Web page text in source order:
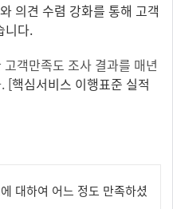
의견 수렴 강화를 통해 고객
니다.
객만족도 조사 결과를 매년
[핵심서비스 이행표준 실적
대하여 어느 정도 만족하셨